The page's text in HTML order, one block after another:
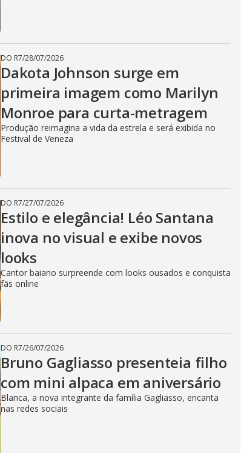
DO R7/28/07/2026
Dakota Johnson surge em
primeira imagem como Marilyn
Monroe para curta-metragem
Produção reimagina a vida da estrela e será exibida no
Festival de Veneza
DO R7/27/07/2026
Estilo e elegância! Léo Santana
inova no visual e exibe novos
looks
Cantor baiano surpreende com looks ousados e conquista
fãs online
DO R7/26/07/2026
Bruno Gagliasso presenteia filho
com mini alpaca em aniversário
Blanca, a nova integrante da família Gagliasso, encanta
nas redes sociais